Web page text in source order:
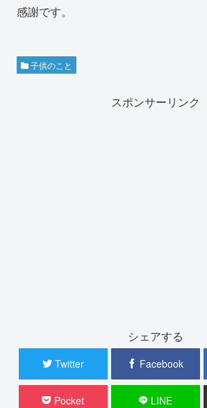
感謝です。
子供のこと
スポンサーリンク
シェアする
Twitter Facebook
Pocket LINE